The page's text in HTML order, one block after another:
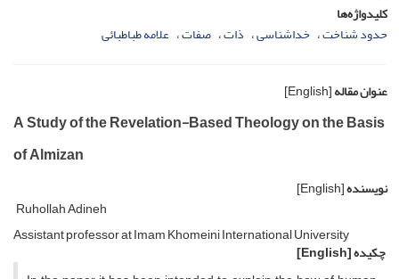
کلیدواژه‌ها
حدود شناخت خداشناسی ذات صفات علامه طباطبائی
عنوان مقاله[English]
A Study of the Revelation-Based Theology on the Basis
of Almizan
نویسنده[English]
Ruhollah Adineh
Assistant professor at Imam Khomeini International University
چکیده[English]